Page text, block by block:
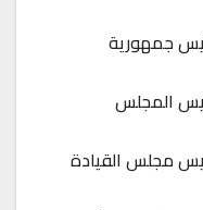
جمهورية
المجلس
مجلس القيادة